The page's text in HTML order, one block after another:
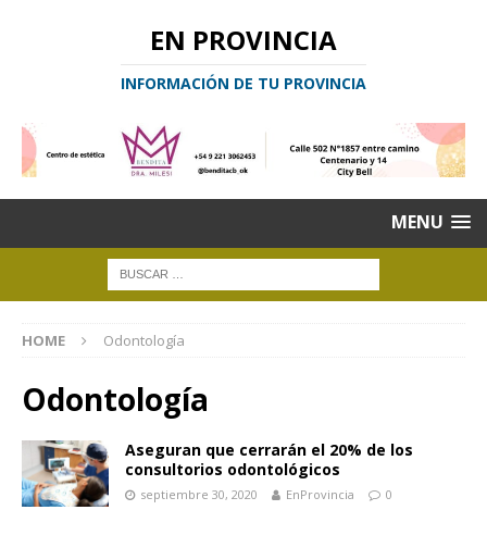
EN PROVINCIA
INFORMACIÓN DE TU PROVINCIA
MENU
HOME Odontología
Odontología
Aseguran que cerrarán el 20% de los
consultorios odontológicos
septiembre 30, 2020 EnProvincia 0